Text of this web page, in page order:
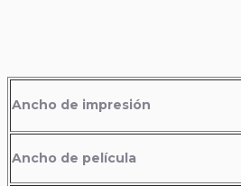
Ancho de impresión
Ancho de película